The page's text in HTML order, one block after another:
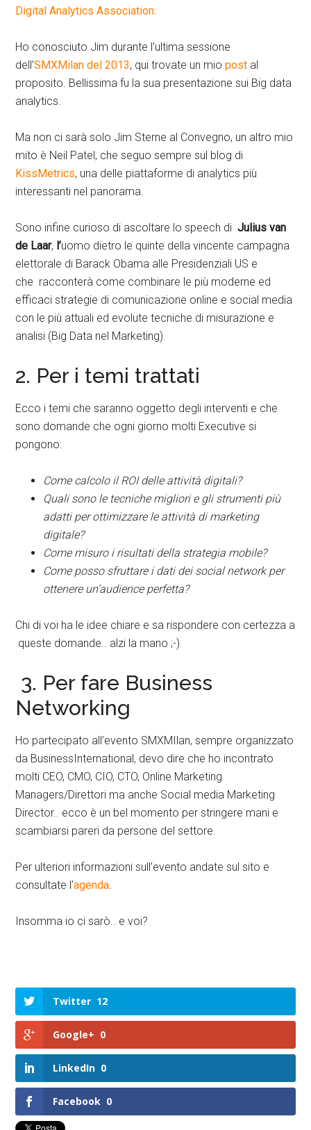
Digital Analytics Association.
Ho conosciuto Jim durante l’ultima sessione
dell’SMXMilan del 2013, qui trovate un miopost al
proposito. Bellissima fu la sua presentazione sui Big data
analytics.
Ma non ci sarà solo Jim Sterne al Convegno, un altro mio
mito è Neil Patel, che seguo sempre sul blog di
KissMetrics, una delle piattaforme di analytics più
interessanti nel panorama.
Sono infine curioso di ascoltare lo speech diJulius van
de Laar, l’uomo dietro le quinte della vincente campagna
elettorale di Barack Obama alle Presidenziali US e
che racconterà come combinare le più moderne ed
efficaci strategie di comunicazione online e social media
con le più attuali ed evolute tecniche di misurazione e
analisi (Big Data nel Marketing).
2. Per i temi trattati
Ecco i temi che saranno oggetto degli interventi e che
sono domande che ogni giorno molti Executive si
pongono:
Come calcolo il ROI delle attività digitali?
Quali sono le tecniche migliori e gli strumenti più
adatti per ottimizzare le attività di marketing
digitale?
Come misuro i risultati della strategia mobile?
Come posso sfruttare i dati dei social network per
ottenere un’audience perfetta?
Chi di voi ha le idee chiare e sa rispondere con certezza a
queste domande.. alzi la mano ;-).
3. Per fare Business
Networking
Ho partecipato all’evento SMXMIlan, sempre organizzato
da BusinessInternational, devo dire che ho incontrato
molti CEO, CMO, CIO, CTO, Online Marketing
Managers/Direttori ma anche Social media Marketing
Director.. ecco è un bel momento per stringere mani e
scambiarsi pareri da persone del settore.
Per ulteriori informazioni sull’evento andate sul sito e
consultate l’agenda
Insomma io ci sarò.. e voi?
Twitter 12
Google+ 0
LinkedIn 0
Facebook 0